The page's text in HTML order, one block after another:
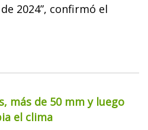
2024”, confirmó el
más de 50 mm y luego
el clima